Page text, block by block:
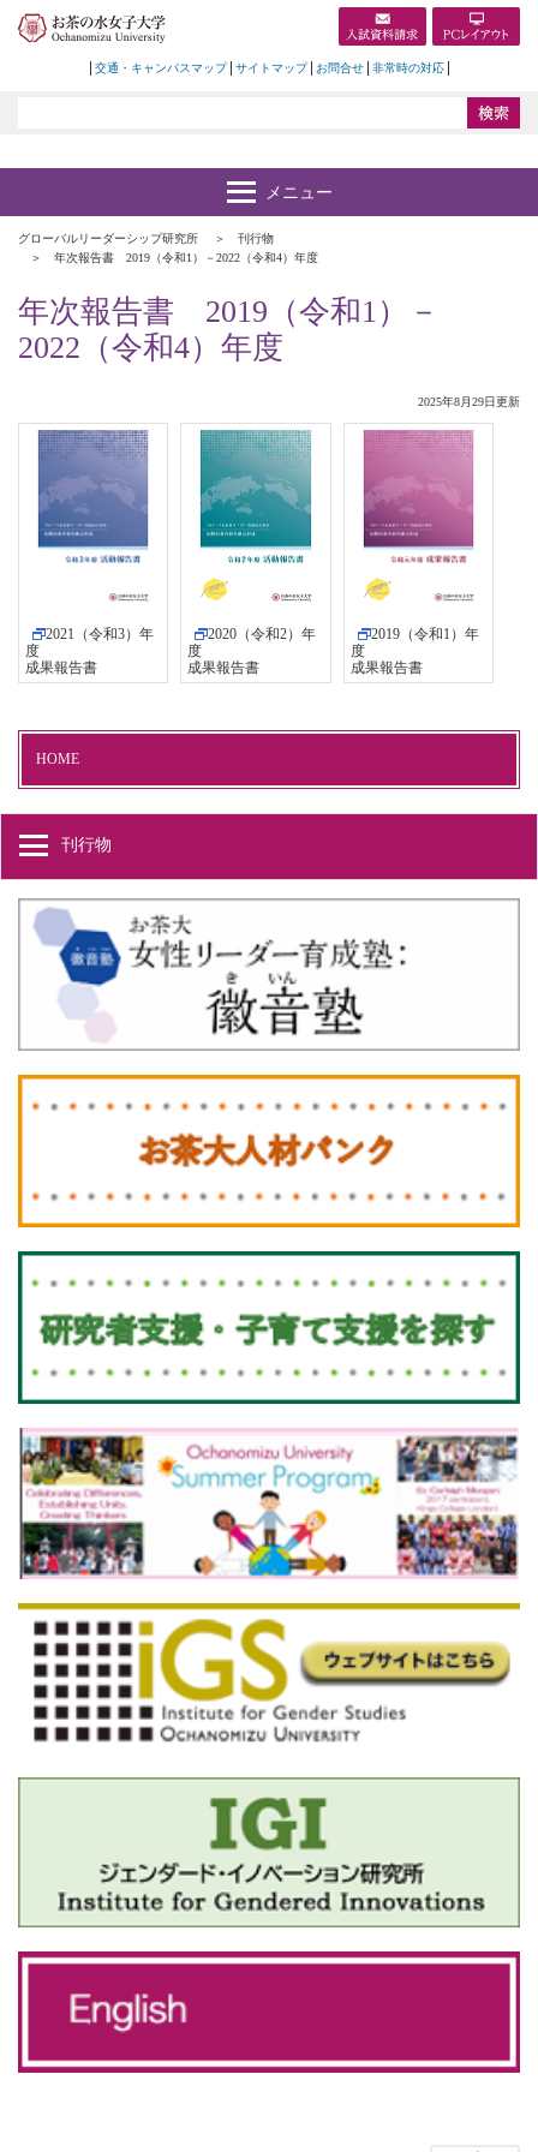
交通・キャンパスマップ サイトマップ お問合せ 非常時の対応
グローバルリーダーシップ研究所
刊行物
年次報告書 2019（令和1）－2022（令和4）年度
年次報告書 2019（令和1）－
2022（令和4）年度
2025年8月29日更新
2021（令和3）年
度
成果報告書
2020（令和2）年
度
成果報告書
2019（令和1）年
度
成果報告書
HOME
刊行物